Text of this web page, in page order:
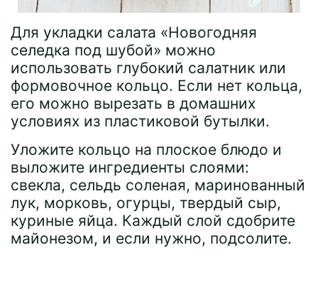
Для укладки салата «Новогодняя
селедка под шубой» можно
использовать глубокий салатник или
формовочное кольцо. Если нет кольца,
его можно вырезать в домашних
условиях из пластиковой бутылки.
Уложите кольцо на плоское блюдо и
выложите ингредиенты слоями:
свекла, сельдь соленая, маринованный
лук, морковь, огурцы, твердый сыр,
куриные яйца. Каждый слой сдобрите
майонезом, и если нужно, подсолите.